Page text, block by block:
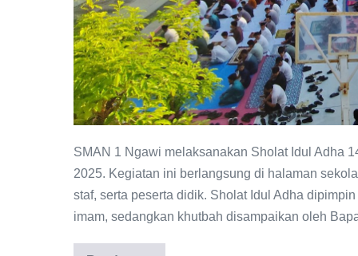
dan
Menebar
Kepedulian
Sosial
SMAN 1 Ngawi melaksanakan Sholat Idul Adha
2025. Kegiatan ini berlangsung di halaman
staf, serta peserta didik. Sholat Idul Adha
imam, sedangkan khutbah disampaikan oleh